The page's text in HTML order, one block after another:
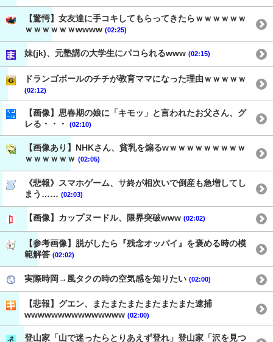
【驚愕】女友達に手コキしてもらってきたらｗｗｗｗｗｗ
ｗｗｗｗｗｗwwww (02:25)
妹(jk)、元塾講の大学生にパコられるwww (02:15)
ドランゴボールのチチが教育ママになった理由ｗｗｗｗｗ
(02:12)
【画像】思春期の娘に「キモッ」と言われたお父さん、グ
レる・・・
(02:10)
【画像あり】NHKさん、貧乳を煽るwｗｗｗｗｗｗｗｗｗ
ｗｗｗｗｗｗ (02:05)
《悲報》スマホゲーム、サ終が相次いで倒産も急増してし
まう…… (02:03)
【画像】カップヌードル、限界突破www (02:02)
【参考画像】脱がしたら『残念オッパイ』を褒める時の模
範解答 (02:02)
実際時岡→風タクの時の空気感を知りたい (02:00)
【悲報】グエン、またまたまたまたまたまた逮捕
wwwwwwwwwwwwwww (02:00)
登山家「山で迷ったらとりあえず登れ」登山家「沢を見つ